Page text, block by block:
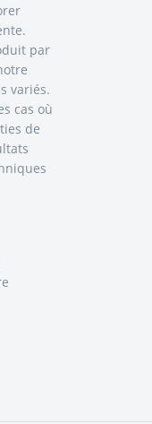
par
variés.
cas où
de